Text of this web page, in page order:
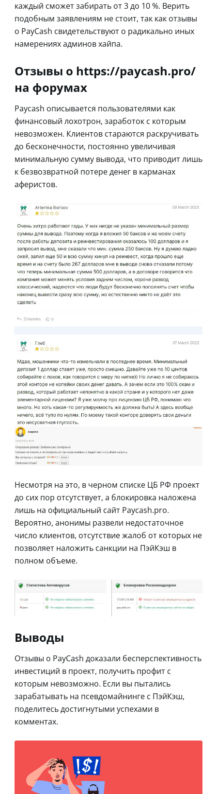
каждый сможет забирать от 3 до 10 %. Верить
подобным заявлениям не стоит, так как отзывы
о PayCash свидетельствуют о радикально иных
намерениях админов хайпа.
Отзывы о https://paycash.pro/
на форумах
Paycash описывается пользователями как
финансовый лохотрон, заработок с которым
невозможен. Клиентов стараются раскручивать
до бесконечности, постоянно увеличивая
минимальную сумму вывода, что приводит лишь
к безвозвратной потере денег в карманах
аферистов.
Несмотря на это, в черном списке ЦБ РФ проект
до сих пор отсутствует, а блокировка наложена
лишь на официальный сайт Paycash.pro.
Вероятно, анонимы развели недостаточное
число клиентов, отсутствие жалоб от которых не
позволяет наложить санкции на ПэйКэш в
полном объеме.
Выводы
Отзывы о PayCash доказали бесперспективность
инвестиций в проект, получить профит с
которым невозможно. Если вы пытались
зарабатывать на псевдомайнинге с ПэйКэш,
поделитесь достигнутыми успехами в
комментах.